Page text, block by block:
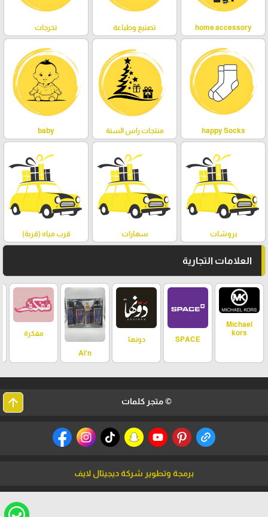
home accessory تصنيع وطباعة تخرجات
happy Socks منتجات راس السنة baby
بروشات سهارات قرب مياه (قربة)
العلامات التجارية
Michael
kors
SPACE
دونها
Al'n
مفكرة
© متجر كلمات arrow_upward
برمجة وتطوير شركة ديجيتال لايف